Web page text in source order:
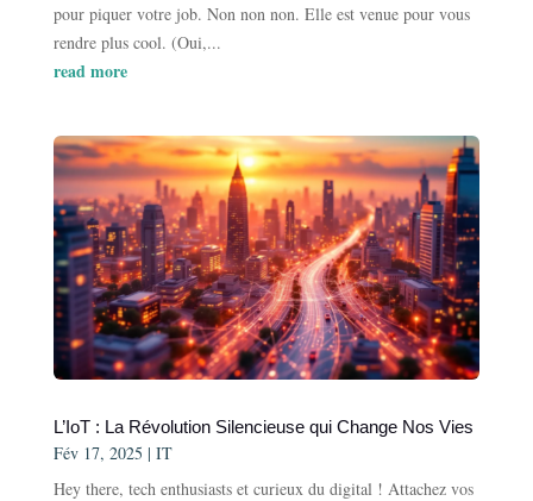
pour piquer votre job. Non non non. Elle est venue pour vous
rendre plus cool. (Oui,...
read more
L’IoT : La Révolution Silencieuse qui Change Nos Vies
Fév 17, 2025 | IT
Hey there, tech enthusiasts et curieux du digital ! Attachez vos